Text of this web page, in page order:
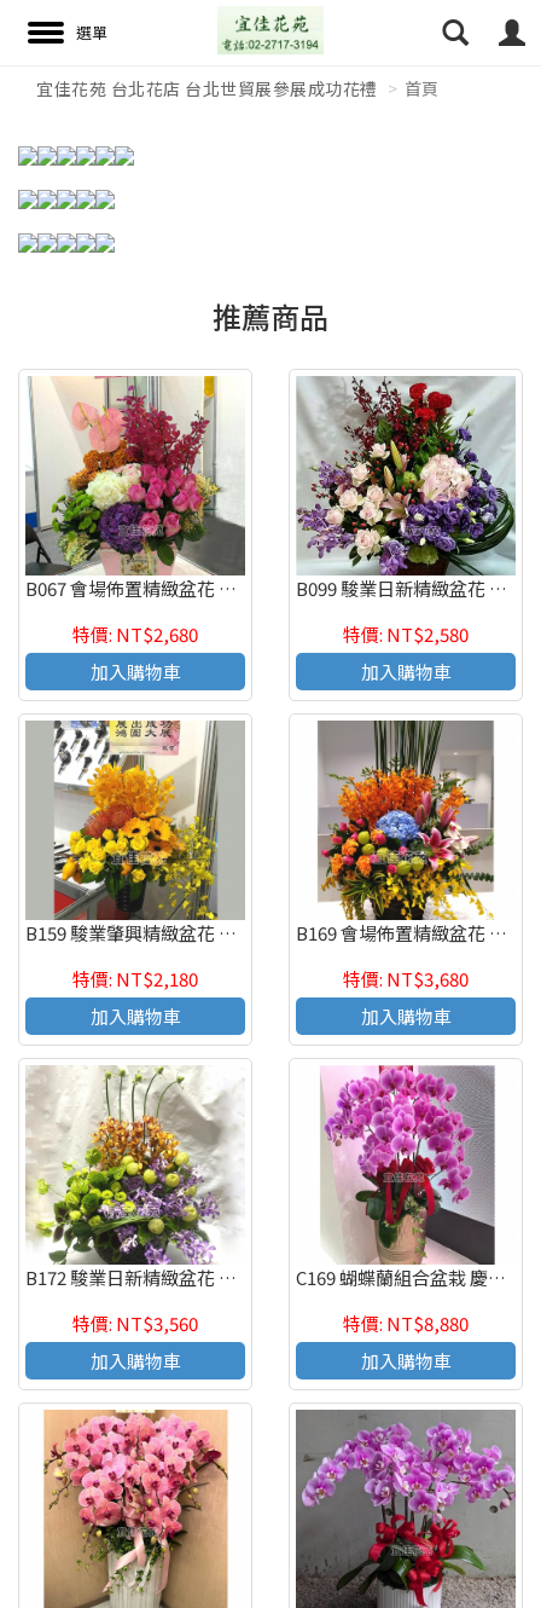
宜佳花苑 台北花店 台北世貿展參展成功花禮 首頁
推薦商品
B067 會場佈置精緻盆花 慶祝榮陞、開幕喬遷、參展成功
特價: NT$2,680
加入購物車
B099 駿業日新精緻盆花 慶祝榮陞、開幕喬遷、參展成功
特價: NT$2,580
加入購物車
B159 駿業肇興精緻盆花 慶祝榮陞、開幕喬遷、參展成功
特價: NT$2,180
加入購物車
B169 會場佈置精緻盆花 慶祝榮陞、開幕喬遷、參展成功
特價: NT$3,680
加入購物車
B172 駿業日新精緻盆花 慶祝榮陞、開幕喬遷、參展成功
特價: NT$3,560
加入購物車
C169 蝴蝶蘭組合盆栽 慶祝榮陞、開幕喬遷、參展成功、祝賀花禮
特價: NT$8,880
加入購物車